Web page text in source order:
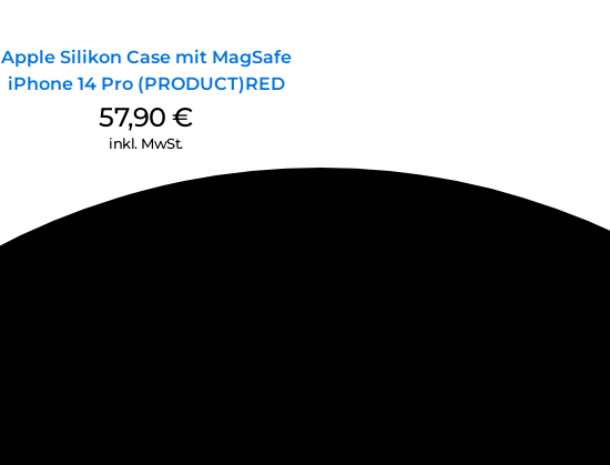
Apple Silikon Case mit MagSafe
iPhone 14 Pro (PRODUCT)RED
57,90€
inkl. MwSt.